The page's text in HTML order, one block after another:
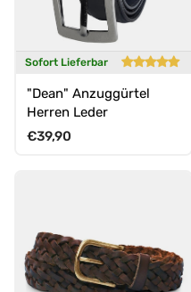
Sofort Lieferbar
"Dean" Anzuggürtel
Herren Leder
Normaler Preis
€39,90